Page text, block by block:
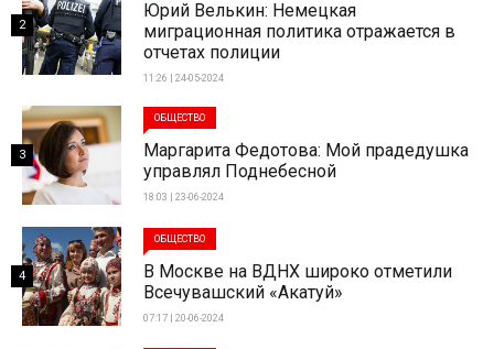
Юрий Велькин: Немецкая
миграционная политика отражается в
отчетах полиции
11:26 | 24-05-2024
2
ОБЩЕСТВО
Маргарита Федотова: Мой прадедушка
управлял Поднебесной
18:03 | 23-06-2024
3
ОБЩЕСТВО
В Москве на ВДНХ широко отметили
Всечувашский «Акатуй»
07:17 | 20-06-2024
4